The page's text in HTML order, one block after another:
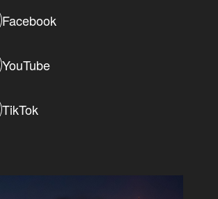
Facebook
YouTube
TikTok